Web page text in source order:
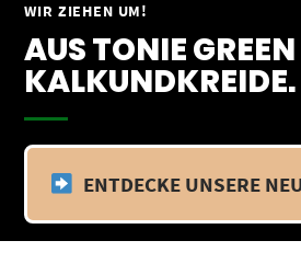
WIR ZIEHEN UM!
AUS TONIE
KALKUNDKREIDE.
ENTDECKE UNSERE
Springe
Inhalt
Vom 09.04.25 - 20.04.25 befinden wir
Zeitraum findet kein Versand